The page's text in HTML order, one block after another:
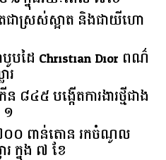
ាស្រស់ស្អាត និងជាយីហោ
បូបដៃ Christian Dior ពណ៌
រ
៨៤៥​ ​បង្កើត​ការងារ​ថ្មី​ជាង​
១​
៧០០ ពាន់តោន រកចំណូល
ក្នុង ៧ ខែ